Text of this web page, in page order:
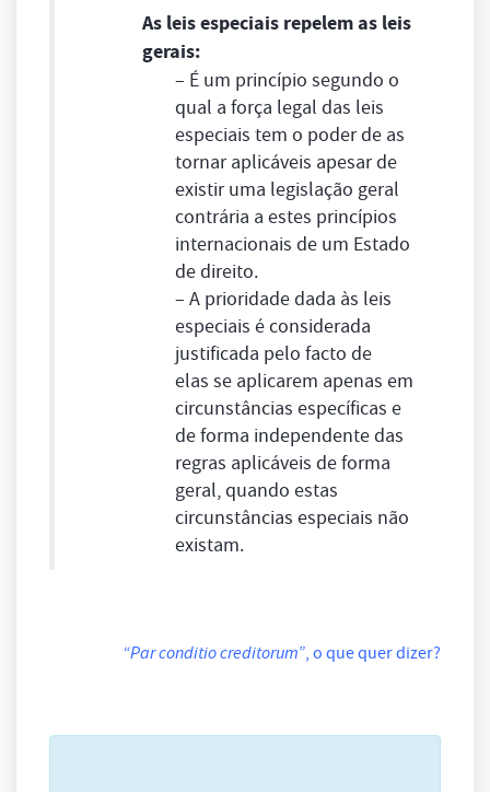
As leis especiais repelem as leis
gerais:
– É um princípio segundo o
qual a força legal das leis
especiais tem o poder de as
tornar aplicáveis apesar de
existir uma legislação geral
contrária a estes princípios
internacionais de um Estado
de direito.
– A prioridade dada às leis
especiais é considerada
justificada pelo facto de
elas se aplicarem apenas em
circunstâncias específicas e
de forma independente das
regras aplicáveis de forma
geral, quando estas
circunstâncias especiais não
existam.
“Par conditio creditorum”, o que quer dizer?